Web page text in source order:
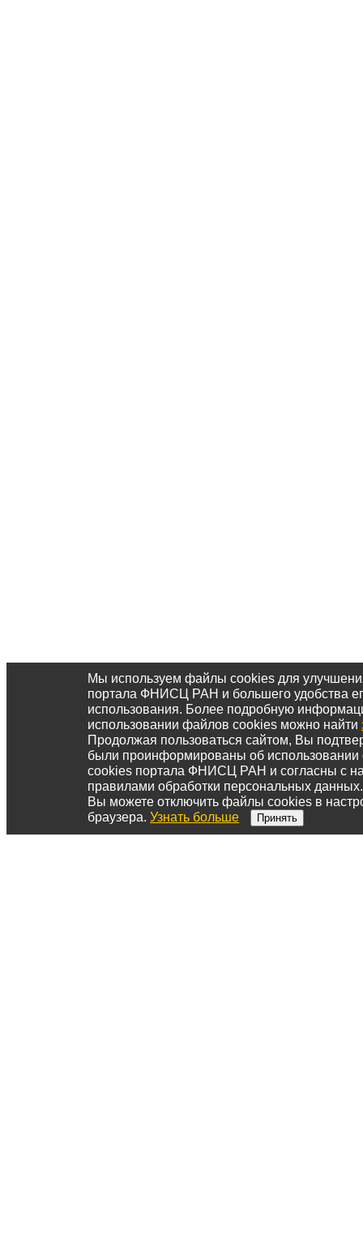
Мы используем файлы cookies для
портала ФНИСЦ РАН и большего удобства
использования. Более подробную
использовании файлов cookies можно найти
Продолжая пользоваться сайтом, Вы
были проинформированы об
cookies портала ФНИСЦ РАН и согласны с
правилами обработки персональных данных.
Вы можете отключить файлы cookies в
браузера. Узнать больше Принять